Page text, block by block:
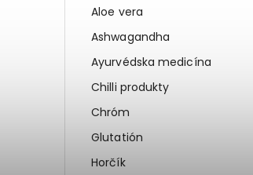
Aloe vera
Ashwagandha
Ayurvédska medicína
Chilli produkty
Chróm
Glutatión
Horčík